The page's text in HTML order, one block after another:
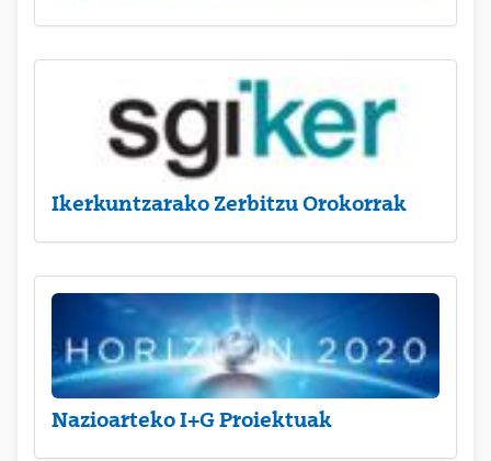
Ikerkuntzarako Zerbitzu Orokorrak
Nazioarteko I+G Proiektuak